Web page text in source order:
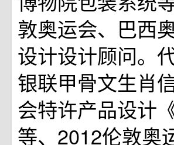
敦奥运会、巴西
设计设计顾问。
银联甲骨文生肖
会特许产品设计
等、2012伦敦奥